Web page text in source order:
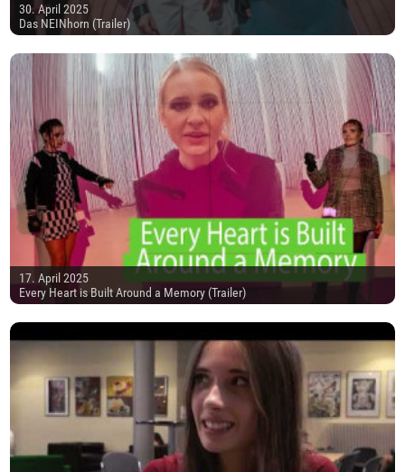
30. April 2025
Das NEINhorn (Trailer)
17. April 2025
Every Heart is Built Around a Memory (Trailer)